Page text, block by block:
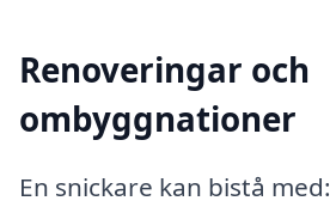
Renoveringar och
ombyggnationer
En snickare kan bistå med: